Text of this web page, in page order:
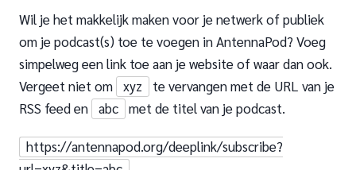
Wil je het makkelijk maken voor je netwerk of publiek
om je podcast(s) toe te voegen in AntennaPod? Voeg
simpelweg een link toe aan je website of waar dan ook.
Vergeet niet om xyz
te vervangen met de URL van je
RSS feed en abc met de titel van je podcast.
https://antennapod.org/deeplink/subscribe?